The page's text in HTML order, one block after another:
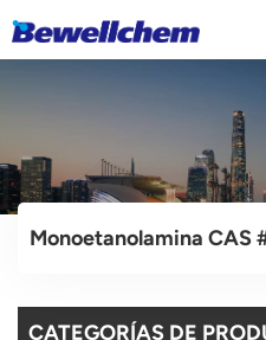
Monoetanolamina CAS
CATEGORÍAS DE